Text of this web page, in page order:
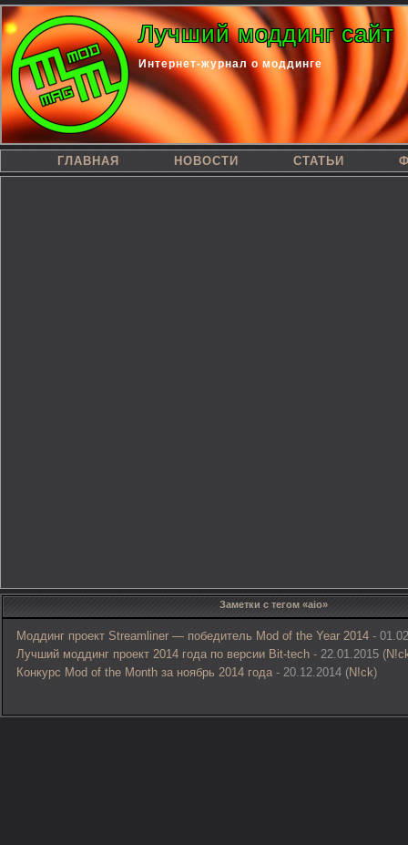
Лучший моддинг сайт
Интернет-журнал о моддинге
ГЛАВНАЯ НОВОСТИ СТАТЬИ
Заметки с тегом «aio»
Моддинг проект Streamliner — победитель Mod of the Year 2014 -
Лучший моддинг проект 2014 года по версии Bit-tech - 22.01.2015 (
Конкурс Mod of the Month за ноябрь 2014 года - 20.12.2014 (N!ck)